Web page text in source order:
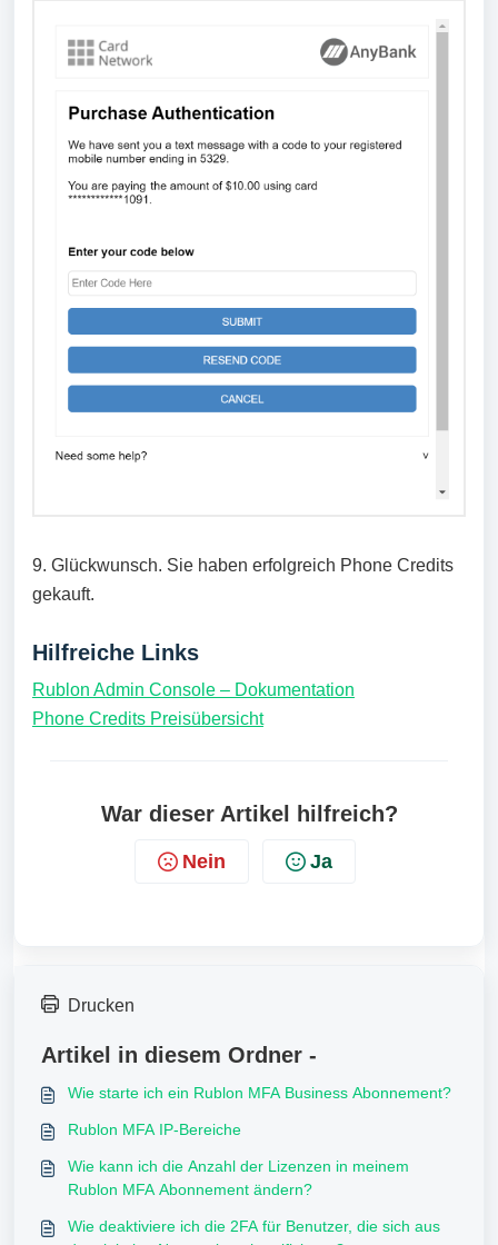
9. Glückwunsch. Sie haben erfolgreich Phone Credits
gekauft.
Hilfreiche Links
Rublon Admin Console – Dokumentation
Phone Credits Preisübersicht
War dieser Artikel hilfreich?
Nein Ja
Drucken
Artikel in diesem Ordner -
Wie starte ich ein Rublon MFA Business Abonnement?
Rublon MFA IP-Bereiche
Wie kann ich die Anzahl der Lizenzen in meinem
Rublon MFA Abonnement ändern?
Wie deaktiviere ich die 2FA für Benutzer, die sich aus